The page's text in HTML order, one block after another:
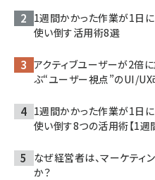
1週間かかった作業が1日
使い倒す活用術8選
アクティブユーザーが2倍
ぶ“ユーザー視点”のUI/UX
1週間かかった作業が1日
使い倒す8つの活用術【1週
なぜ経営者は、マーケティ
か？